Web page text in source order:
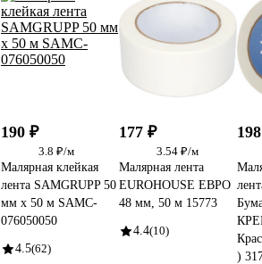
190 ₽
3.8 ₽/м
Малярная клейкая
лента SAMGRUPP 50
мм х 50 м SAMC-
076050050
4.5(62)
177 ₽
3.54 ₽/м
Малярная лента
EUROHOUSE ЕВРО
48 мм, 50 м 15773
4.4(10)
)